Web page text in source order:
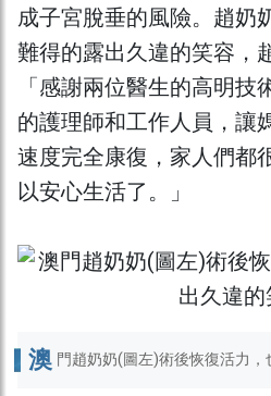
成子宮脫垂的風險。趙奶
難得的露出久違的笑容，
「感謝兩位醫生的高明
的護理師和工作人員，讓
速度完全康復，家人們都
以安心生活了。」
澳 門趙奶奶(圖左)術後恢復活力